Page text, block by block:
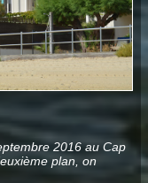
2016 au Cap
plan, on